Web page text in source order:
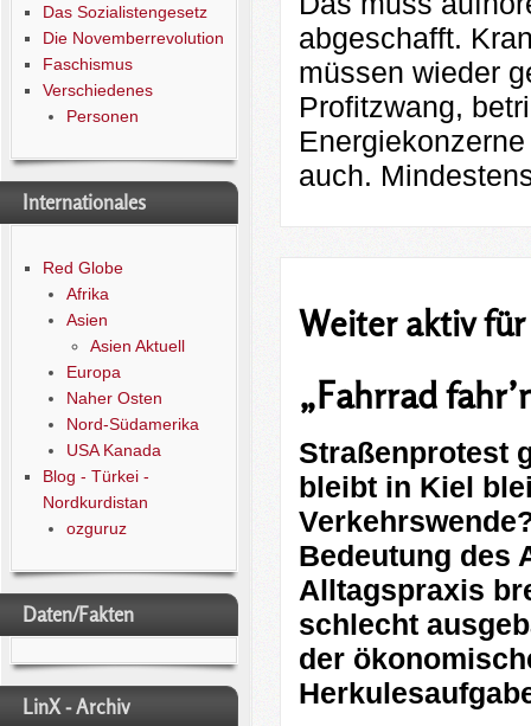
Das Sozialistengesetz
Die Novemberrevolution
Faschismus
Verschiedenes
Personen
Internationales
Red Globe
Afrika
Asien
Asien Aktuell
Europa
Naher Osten
Nord-Südamerika
USA Kanada
Blog - Türkei -
Nordkurdistan
ozguruz
Daten/Fakten
LinX - Archiv
abgeschafft.
müssen wieder
Profitzwang,
auch.
Weiter aktiv
„Fahrrad
Straßenprotest
bleibt in Kiel
Bedeutung des
Alltagspraxis
schlecht
der